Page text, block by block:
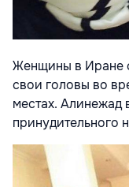
Женщины в Иране
свои головы во
местах. Алинежад
принудительного